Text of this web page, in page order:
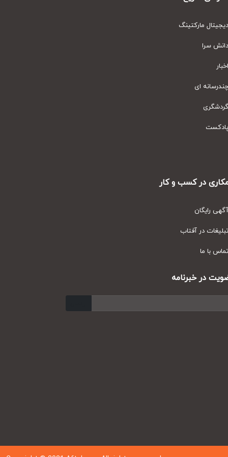
مارکتینگ
سرا
ای
در کسب و کار
رایگان
در آفتاب
با ما
در خبرنامه